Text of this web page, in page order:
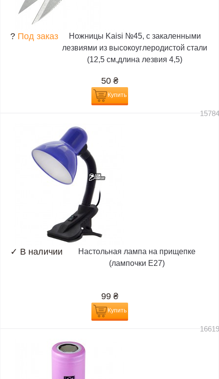
? Под заказ
Ножницы Kaisi №45, с закаленными
лезвиями из высокоуглеродистой стали
(12,5 см,длина лезвия 4,5)
50 ₴
Купить
✓ В наличии
Настольная лампа на прищепке
(лампочки E27)
99 ₴
Купить